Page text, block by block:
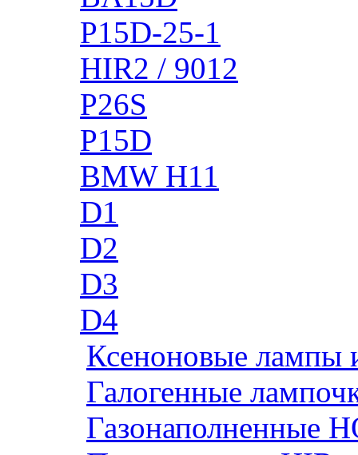
P15D-25-1
HIR2 / 9012
P26S
P15D
BMW H11
D1
D2
D3
D4
Ксеноновые лампы
Галогенные
Газонаполненные